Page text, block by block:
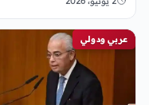
عربي ودولي